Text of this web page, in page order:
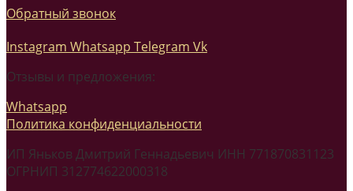
Обратный звонок
Instagram Whatsapp Telegram Vk
Отзывы и предложения:
Whatsapp
Политика конфиденциальности
ИП Яньков Дмитрий Геннадьевич ИНН 771870831123
ОГРНИП 312774622000318